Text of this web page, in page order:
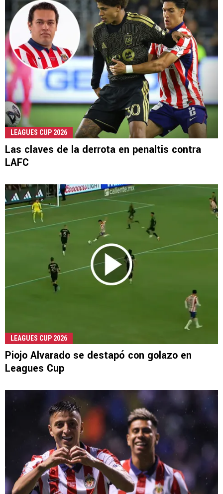
LEAGUES CUP 2026
Las claves de la derrota en penaltis contra
LAFC
LEAGUES CUP 2026
Piojo Alvarado se destapó con golazo en
Leagues Cup